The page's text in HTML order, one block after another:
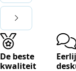
De beste
kwaliteit